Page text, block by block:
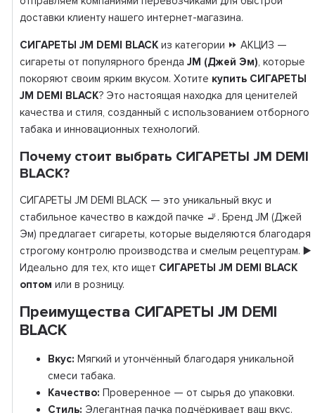
доставки клиенту нашего интернет-магазина.
СИГАРЕТЫ JM DEMI BLACKиз категории ⏩ АКЦИЗ —
сигареты от популярного бренда JM (Джей Эм), которые
покоряют своим ярким вкусом. Хотите купить СИГАРЕТЫ
JM DEMI BLACK? Это настоящая находка для ценителей
качества и стиля, созданный с использованием отборного
табака и инновационных технологий.
Почему стоит выбрать СИГАРЕТЫ JM DEMI
BLACK?
СИГАРЕТЫ JM DEMI BLACK — это уникальный вкус и
стабильное качество в каждой пачке 🚬. Бренд JM (Джей
Эм) предлагает сигареты, которые выделяются благодаря
строгому контролю производства и смелым рецептурам. ▶️
Идеально для тех, кто ищет СИГАРЕТЫ JM DEMI BLACK
оптом или в розницу.
Преимущества СИГАРЕТЫ JM DEMI
BLACK
Вкус: Мягкий и утончённый благодаря уникальной
смеси табака.
Качество: Проверенное — от сырья до упаковки.
Стиль: Элегантная пачка подчёркивает ваш вкус.